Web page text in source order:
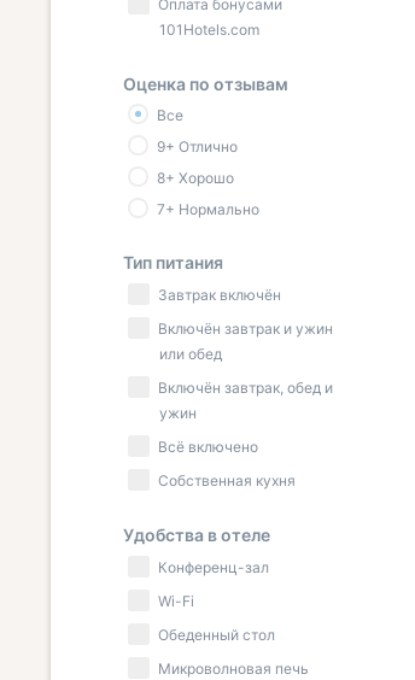
Оплата бонусами
101Hotels.com
Оценка по отзывам
Все
9+ Отлично
8+ Хорошо
7+ Нормально
Тип питания
Завтрак включён
Включён завтрак и ужин
или обед
Включён завтрак, обед и
ужин
Всё включено
Собственная кухня
Удобства в отеле
Конференц-зал
Wi-Fi
Обеденный стол
Микроволновая печь